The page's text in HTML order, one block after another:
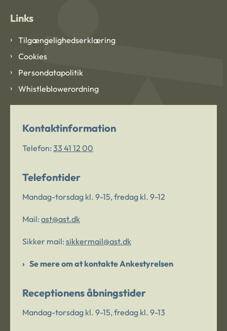
Links
Tilgængelighedserklæring
Cookies
Persondatapolitik
Whistleblowerordning
Kontaktinformation
Telefon: 33 41 12 00
Telefontider
Mandag-torsdag kl. 9-15, fredag kl. 9-12
Mail: ast@ast.dk
Sikker mail: sikkermail@ast.dk
Se mere om at kontakte Ankestyrelsen
Receptionens åbningstider
Mandag-torsdag kl. 9-15, fredag kl. 9-13